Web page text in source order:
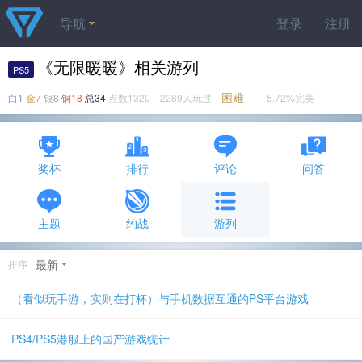
登录 注册
导航
PS5 《无限暖暖》相关游列
白1 金7银8 铜18 总34 点数1320 2289人玩过 困难 5.72%完美
奖杯 排行 评论 问答
主题 约战 游列
排序 最新
（看似玩手游，实则在打杯）与手机数据互通的PS平台游戏
PS4/PS5港服上的国产游戏统计